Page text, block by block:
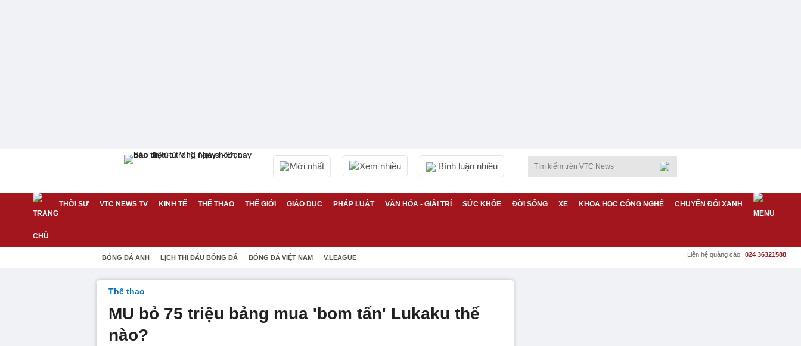
Mới nhất Xem nhiều Bình luận nhiều
THỜI SỰ VTC NEWS TV KINH TẾ THỂ THAO THẾ GIỚI GIÁO DỤC PHÁP LUẬT VĂN HÓA - GIẢI TRÍ SỨC KHỎE ĐỜI SỐNG XE KHOA HỌC CÔNG NGHỆ CHUYỂN ĐỔI XANH
BÓNG ĐÁ ANH LỊCH THI ĐẤU BÓNG ĐÁ BÓNG ĐÁ VIỆT NAM V.LEAGUE Liên hệ quảng cáo: 024 36321588
Thể thao
MU bỏ 75 triệu bảng mua 'bom tấn' Lukaku thế
nào?